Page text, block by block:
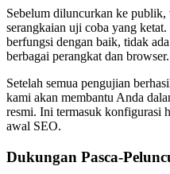
Sebelum diluncurkan ke
serangkaian uji coba yang
berfungsi dengan baik, tidak ada
berbagai perangkat dan browser.
Setelah semua pengujian
kami akan membantu Anda
resmi. Ini termasuk konfigurasi
awal SEO.
Dukungan Pasca-